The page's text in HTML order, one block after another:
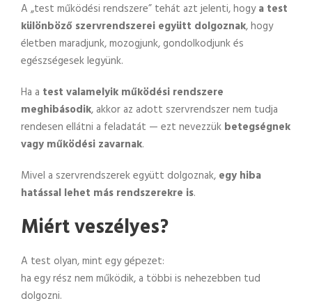
A „test működési rendszere” tehát azt jelenti, hogya test
különböző szervrendszerei együtt dolgoznak, hogy
életben maradjunk, mozogjunk, gondolkodjunk és
egészségesek legyünk.
Ha a test valamelyik működési rendszere
meghibásodik, akkor az adott szervrendszer nem tudja
rendesen ellátni a feladatát — ezt nevezzük betegségnek
vagy működési zavarnak.
Mivel a szervrendszerek együtt dolgoznak, egy hiba
hatással lehet más rendszerekre is.
Miért veszélyes?
A test olyan, mint egy gépezet:
ha egy rész nem működik, a többi is nehezebben tud
dolgozni.